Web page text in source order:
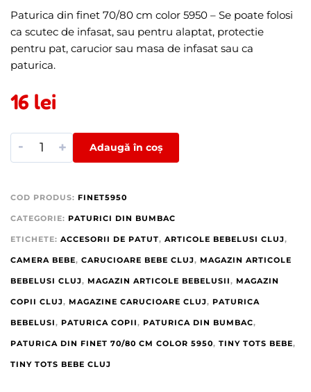
Paturica din finet 70/80 cm color 5950 – Se poate folosi
ca scutec de infasat, sau pentru alaptat, protectie
pentru pat, carucior sau masa de infasat sau ca
paturica.
16 lei
- + Adaugă în coș
COD PRODUS: FINET5950
CATEGORIE: PATURICI DIN BUMBAC
ETICHETE: ACCESORII DE PATUT, ARTICOLE BEBELUSI CLUJ,
CAMERA BEBE, CARUCIOARE BEBE CLUJ, MAGAZIN ARTICOLE
BEBELUSI CLUJ, MAGAZIN ARTICOLE BEBELUSII, MAGAZIN
COPII CLUJ, MAGAZINE CARUCIOARE CLUJ, PATURICA
BEBELUSI, PATURICA COPII, PATURICA DIN BUMBAC,
PATURICA DIN FINET 70/80 CM COLOR 5950, TINY TOTS BEBE,
TINY TOTS BEBE CLUJ